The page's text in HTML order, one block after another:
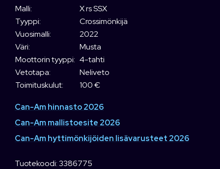
Malli:
X rs SSX
Tyyppi:
Crossimönkijä
Vuosimalli:
2022
Väri:
Musta
Moottorin tyyppi: 4-tahti
Vetotapa:
Neliveto
Toimituskulut:
100 €
Can-Am hinnasto 2026
Can-Am mallistoesite 2026
Can-Am hyttimönkijöiden lisävarusteet 2026
Tuotekoodi: 3386775